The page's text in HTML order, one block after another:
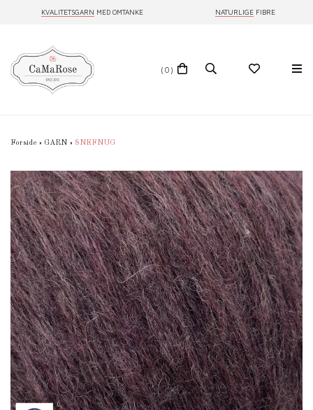
KVALITETSGARN MED OMTANKE NATURLIGE FIBRE
(0)
Forside » GARN » SNEFNUG